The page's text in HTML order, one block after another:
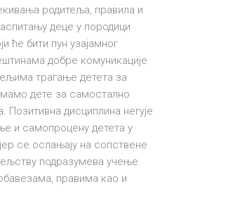
родитеља, правила и
деце у породици
ће бити пун узајамног
добре комуникације
трагање детета за
дете за самостално
дисциплина негује
и самопроцену детета у
се ослањају на сопствене
подразумева учење
правима као и